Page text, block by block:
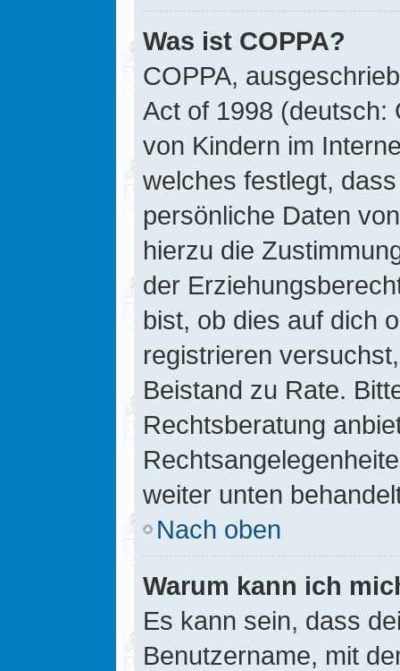
Was ist COPPA?
COPPA,
Act of 1998 (deutsch:
von Kindern im
welches festlegt,
persönliche Daten
hierzu die
der
bist, ob dies auf dich
registrieren
Beistand zu Rate.
Rechtsberatung
weiter unten
Nach oben
Warum kann ich
Es kann sein, dass
Benutzername, mit